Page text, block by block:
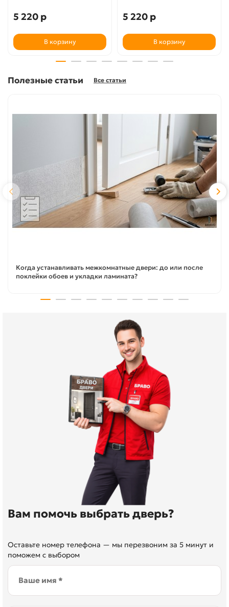
5 220 р
В корзину
5 220 р
В корзину
Полезные статьи Все статьи
Когда устанавливать межкомнатные двери: до или после
поклейки обоев и укладки ламината?
Вам помочь выбрать дверь?
Оставьте номер телефона — мы перезвоним за 5 минут и
поможем с выбором